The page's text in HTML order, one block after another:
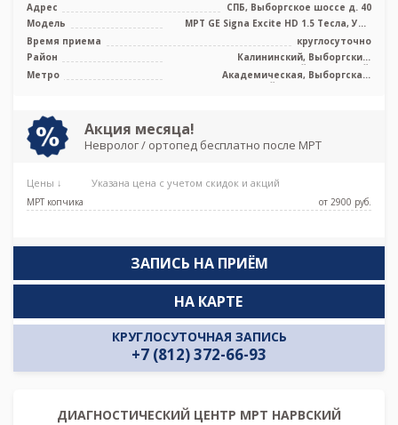
Адрес
СПБ, Выборгское шоссе д. 40
Модель
МРТ GE Signa Excite HD 1.5 Тесла, УЗИ
Время приема
круглосуточно
Район
Калининский, Выборгский,
Кронштадтский, Курортный,
Приморский
Метро
Академическая, Выборгская,
Гражданский проспект, Озерки,
Акция месяца!
Невролог / ортопед бесплатно после МРТ
Цены ↓ Указана цена с учетом скидок и акций
МРТ копчика от 2900 pуб.
ЗАПИСЬ НА ПРИЁМ
КРУГЛОСУТОЧНАЯ ЗАПИСЬ
+7 (812) 372-66-93
НА КАРТЕ
ДИАГНОСТИЧЕСКИЙ ЦЕНТР МРТ НАРВСКИЙ